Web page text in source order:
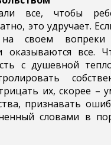
все, чтобы
это удручает.
на своем
оказываются все.
с душевной
их, скорее –
признавать
словами в